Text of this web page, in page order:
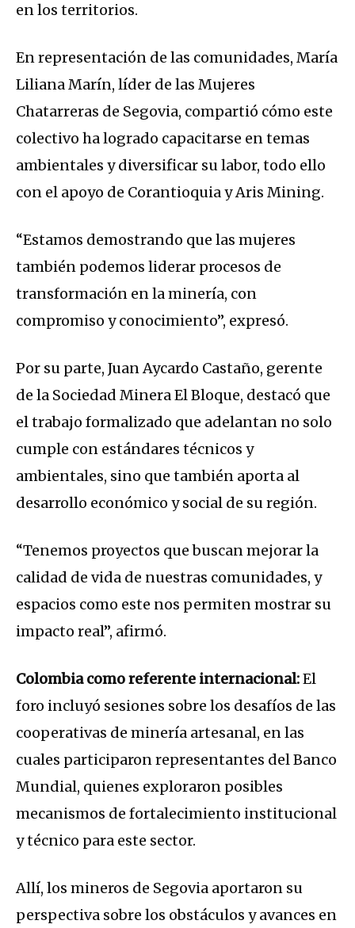
en los territorios.
En representación de las comunidades, María
Liliana Marín, líder de las Mujeres
Chatarreras de Segovia, compartió cómo este
colectivo ha logrado capacitarse en temas
ambientales y diversificar su labor, todo ello
con el apoyo de Corantioquia y Aris Mining.
“Estamos demostrando que las mujeres
también podemos liderar procesos de
transformación en la minería, con
compromiso y conocimiento”, expresó.
Por su parte, Juan Aycardo Castaño, gerente
de la Sociedad Minera El Bloque, destacó que
el trabajo formalizado que adelantan no solo
cumple con estándares técnicos y
ambientales, sino que también aporta al
desarrollo económico y social de su región.
“Tenemos proyectos que buscan mejorar la
calidad de vida de nuestras comunidades, y
espacios como este nos permiten mostrar su
impacto real”, afirmó.
Colombia como referente internacional:El
foro incluyó sesiones sobre los desafíos de las
cooperativas de minería artesanal, en las
cuales participaron representantes del Banco
Mundial, quienes exploraron posibles
mecanismos de fortalecimiento institucional
y técnico para este sector.
Allí, los mineros de Segovia aportaron su
perspectiva sobre los obstáculos y avances en